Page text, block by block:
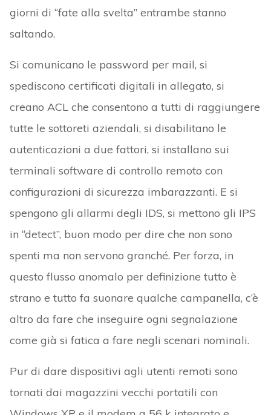
giorni di “fate alla svelta” entrambe stanno
saltando.
Si comunicano le password per mail, si
spediscono certificati digitali in allegato, si
creano ACL che consentono a tutti di raggiungere
tutte le sottoreti aziendali, si disabilitano le
autenticazioni a due fattori, si installano sui
terminali software di controllo remoto con
configurazioni di sicurezza imbarazzanti. E si
spengono gli allarmi degli IDS, si mettono gli IPS
in “detect”, buon modo per dire che non sono
spenti ma non servono granché. Per forza, in
questo flusso anomalo per definizione tutto è
strano e tutto fa suonare qualche campanella, c’è
altro da fare che inseguire ogni segnalazione
come già si fatica a fare negli scenari nominali.
Pur di dare dispositivi agli utenti remoti sono
tornati dai magazzini vecchi portatili con